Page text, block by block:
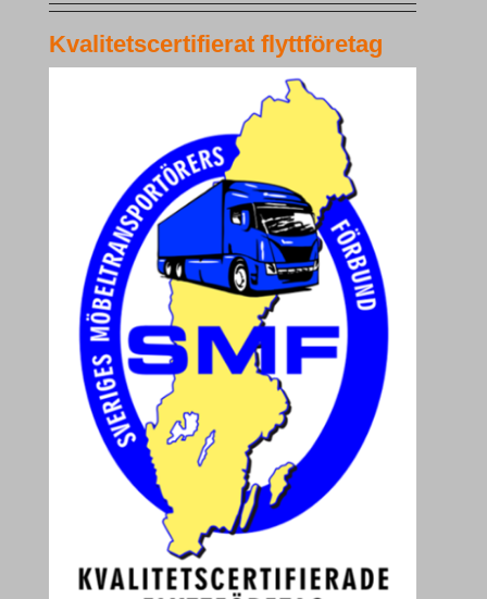
Kvalitetscertifierat flyttföretag